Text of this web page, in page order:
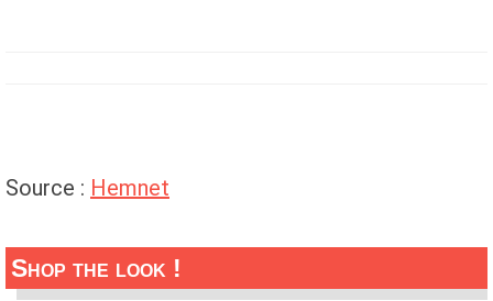
Source : Hemnet
Shop the look !